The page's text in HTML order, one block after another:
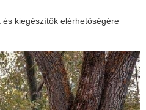
kiegészítők elérhetőségére